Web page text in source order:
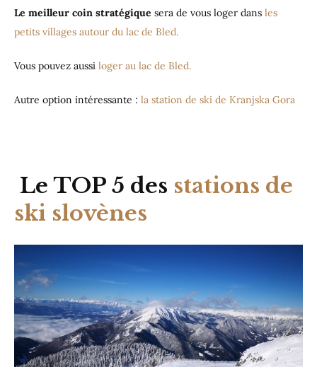
Le meilleur coin stratégique sera de vous loger dans les
petits villages autour du lac de Bled.
Vous pouvez aussi loger au lac de Bled.
Autre option intéressante : la station de ski de Kranjska Gora
Le TOP 5 des stations de
ski slovènes